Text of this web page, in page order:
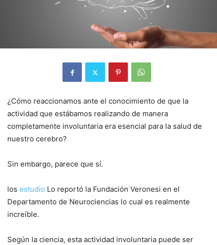
¿Cómo reaccionamos ante el conocimiento de que la
actividad que estábamos realizando de manera
completamente involuntaria era esencial para la salud de
nuestro cerebro?
Sin embargo, parece que sí.
los estudio Lo reportó la Fundación Veronesi en el
Departamento de Neurociencias lo cual es realmente
increíble.
Según la ciencia, esta actividad involuntaria puede ser